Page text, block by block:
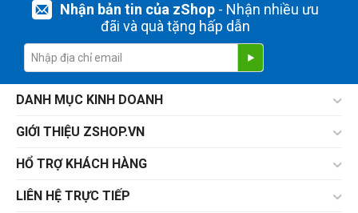
Nhận bản tin của zShop- Nhận nhiều ưu
đãi và quà tặng hấp dẫn
DANH MỤC KINH DOANH
GIỚI THIỆU ZSHOP.VN
HỔ TRỢ KHÁCH HÀNG
LIÊN HỆ TRỰC TIẾP